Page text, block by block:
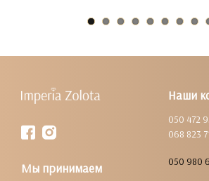
Наши
050 472
068 823
050 980
Мы принимаем